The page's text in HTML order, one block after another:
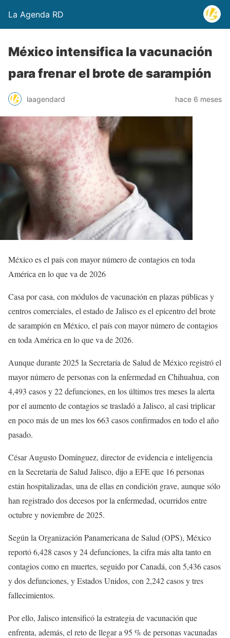
La Agenda RD
México intensifica la vacunación
para frenar el brote de sarampión
laagendard hace 6 meses
México es el país con mayor número de contagios en toda
América en lo que va de 2026
Casa por casa, con módulos de vacunación en plazas públicas y
centros comerciales, el estado de Jalisco es el epicentro del brote
de sarampión en México, el país con mayor número de contagios
en toda América en lo que va de 2026.
Aunque durante 2025 la Secretaría de Salud de México registró el
mayor número de personas con la enfermedad en Chihuahua, con
4,493 casos y 22 defunciones, en los últimos tres meses la alerta
por el aumento de contagios se trasladó a Jalisco, al casi triplicar
en poco más de un mes los 663 casos confirmados en todo el año
pasado.
César Augusto Domínguez, director de evidencia e inteligencia
en la Secretaría de Salud Jalisco, dijo a EFE que 16 personas
están hospitalizadas, una de ellas en condición grave, aunque sólo
han registrado dos decesos por la enfermedad, ocurridos entre
octubre y noviembre de 2025.
Según la Organización Panamericana de Salud (OPS), México
reportó 6,428 casos y 24 defunciones, la cifra más alta tanto en
contagios como en muertes, seguido por Canadá, con 5,436 casos
y dos defunciones, y Estados Unidos, con 2,242 casos y tres
fallecimientos.
Por ello, Jalisco intensificó la estrategia de vacunación que
enfrenta, además, el reto de llegar a 95 % de personas vacunadas